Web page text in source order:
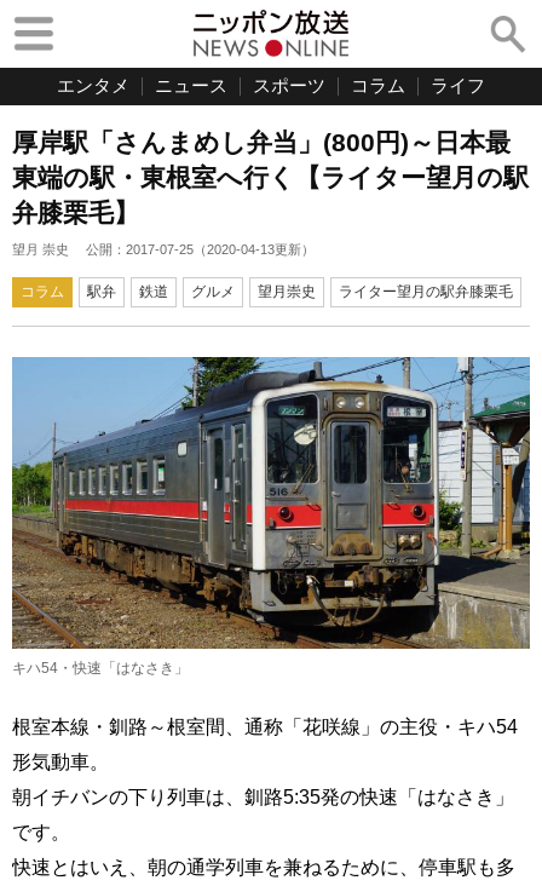
エンタメ ニュース スポーツ コラム ライフ
厚岸駅「さんまめし弁当」(800円)～日本最
東端の駅・東根室へ行く【ライター望月の駅
弁膝栗毛】
望月 崇史 公開： 2017-07-25 （2020-04-13更新）
コラム 駅弁 鉄道 グルメ 望月崇史 ライター望月の駅弁膝栗毛
キハ54・快速「はなさき」
根室本線・釧路～根室間、通称「花咲線」の主役・キハ54
形気動車。
朝イチバンの下り列車は、釧路5:35発の快速「はなさき」
です。
快速とはいえ、朝の通学列車を兼ねるために、停車駅も多